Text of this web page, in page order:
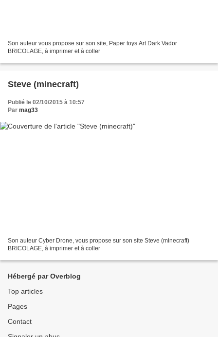
Son auteur vous propose sur son site, Paper toys Art Dark Vador
BRICOLAGE, à imprimer et à coller
Steve (minecraft)
Publié le 02/10/2015 à 10:57
Par mag33
Son auteur Cyber Drone, vous propose sur son site Steve (minecraft)
BRICOLAGE, à imprimer et à coller
Hébergé par Overblog
Top articles
Pages
Contact